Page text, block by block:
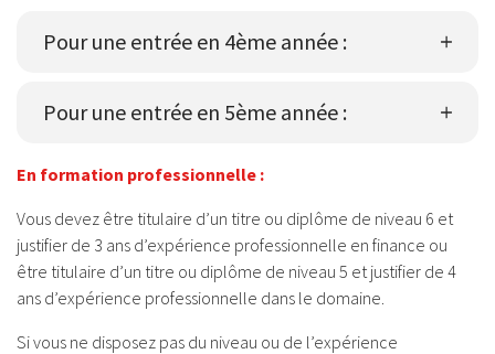
Pour une entrée en 4ème année :
Pour une entrée en 5ème année :
En formation professionnelle :
Vous devez être titulaire d’un titre ou diplôme de niveau 6 et
justifier de 3 ans d’expérience professionnelle en finance ou
être titulaire d’un titre ou diplôme de niveau 5 et justifier de 4
ans d’expérience professionnelle dans le domaine.
Si vous ne disposez pas du niveau ou de l’expérience